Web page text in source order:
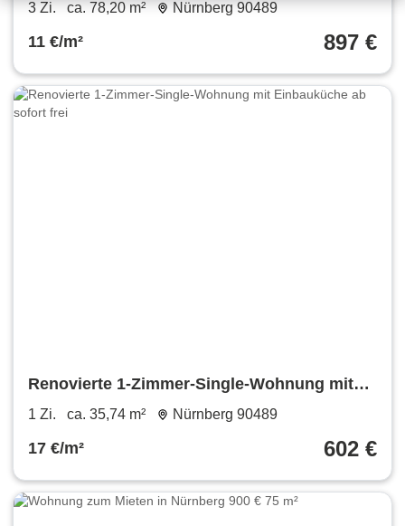
3 Zi. ca. 78,20 m² Nürnberg 90489
11 €/m² 897 €
Renovierte 1-Zimmer-Single-Wohnung mit
Einbauküche ab sofort frei
1 Zi. ca. 35,74 m² Nürnberg 90489
17 €/m² 602 €